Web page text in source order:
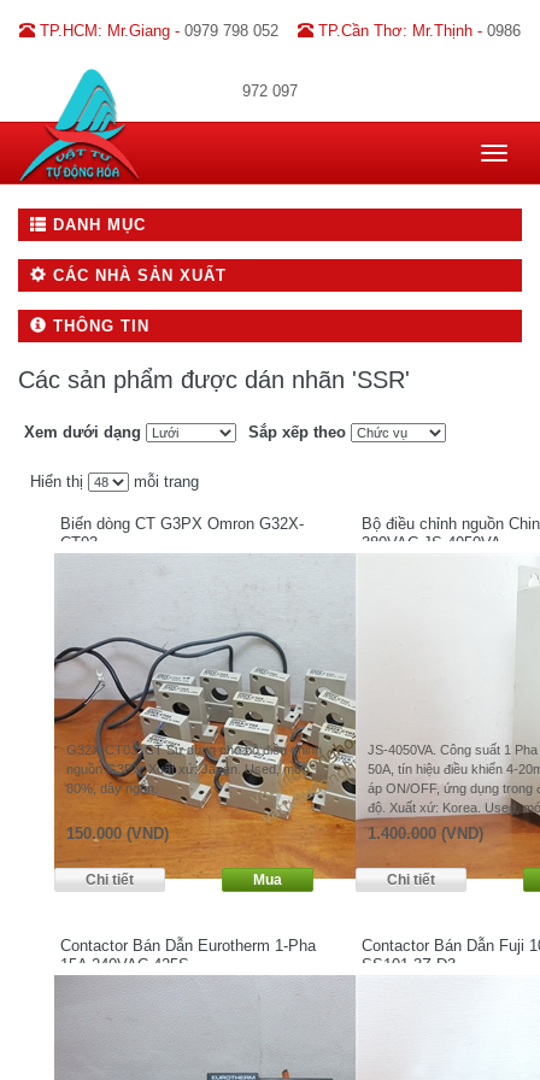
TP.HCM: Mr.Giang - 0979 798 052 TP.Cần Thơ: Mr.Thịnh - 0986
972 097
Toggle
DANH MỤC
CÁC NHÀ SẢN XUẤT
THÔNG TIN
Các sản phẩm được dán nhãn 'SSR'
Xem dưới dạng Sắp xếp theo
Hiển thị mỗi trang
Biến dòng CT G3PX Omron G32X-
CT03
G32X-CT03. CT Sử dụng cho bộ điều chỉnh
nguồn G3PX. Xuất xứ: Japan. Used, mới
80%, dây ngắn.
150.000 (VND)
Bộ điều chỉnh nguồn
380VAC JS-4050VA
JS-4050VA. Công suất 1
50A, tín hiệu điều khiển 4-
áp ON/OFF, ứng dụng trong
độ. Xuất xứ: Korea. Used,
1.400.000 (VND)
Contactor Bán Dẫn Eurotherm 1-Pha
15A 240VAC 425S
Contactor Bán Dẫn Fuji
SS101-3Z-D3